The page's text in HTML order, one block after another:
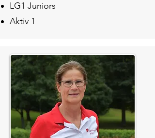
LG1 Juniors
Aktiv 1